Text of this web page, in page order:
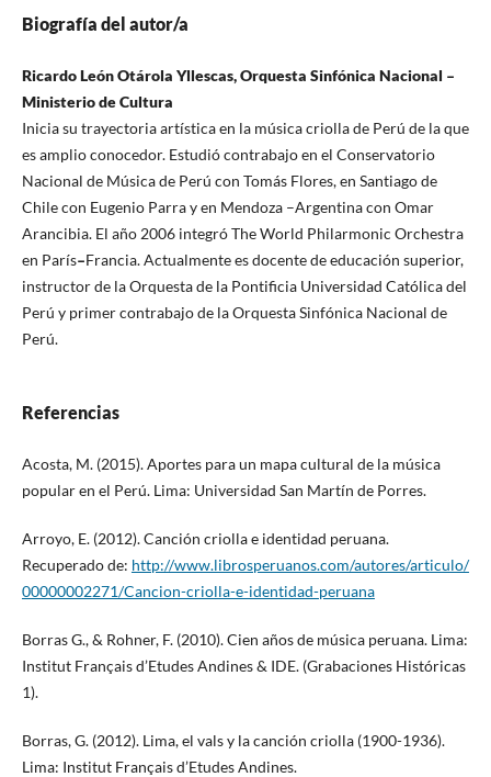
Biografía del autor/a
Ricardo León Otárola Yllescas, Orquesta Sinfónica Nacional –
Ministerio de Cultura
Inicia su trayectoria artística en la música criolla de Perú de la que
es amplio conocedor. Estudió contrabajo en el Conservatorio
Nacional de Música de Perú con Tomás Flores, en Santiago de
Chile con Eugenio Parra y en Mendoza –Argentina con Omar
Arancibia. El año 2006 integró The World Philarmonic Orchestra
en París–Francia. Actualmente es docente de educación superior,
instructor de la Orquesta de la Pontificia Universidad Católica del
Perú y primer contrabajo de la Orquesta Sinfónica Nacional de
Perú.
Referencias
Acosta, M. (2015). Aportes para un mapa cultural de la música
popular en el Perú. Lima: Universidad San Martín de Porres.
Arroyo, E. (2012). Canción criolla e identidad peruana.
Recuperado de: http://www.librosperuanos.com/autores/articulo/
00000002271/Cancion-criolla-e-identidad-peruana
Borras G., & Rohner, F. (2010). Cien años de música peruana. Lima:
Institut Français d’Etudes Andines & IDE. (Grabaciones Históricas
1).
Borras, G. (2012). Lima, el vals y la canción criolla (1900-1936).
Lima: Institut Français d’Etudes Andines.